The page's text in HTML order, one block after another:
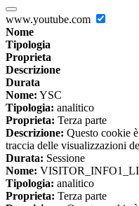
www.youtube.com
Nome
Tipologia
Proprieta
Descrizione
Durata
Nome: YSC
Tipologia: analitico
Proprieta: Terza parte
Descrizione: Questo cookie
traccia delle visualizzazioni
Durata: Sessione
Nome:
Tipologia: analitico
Proprieta: Terza parte